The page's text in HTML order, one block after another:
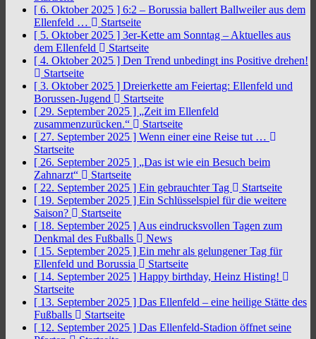
[ 6. Oktober 2025 ] 6:2 – Borussia ballert Ballweiler aus dem
Ellenfeld …
Startseite
[ 5. Oktober 2025 ] 3er-Kette am Sonntag – Aktuelles aus
dem Ellenfeld
Startseite
[ 4. Oktober 2025 ] Den Trend unbedingt ins Positive drehen!
Startseite
[ 3. Oktober 2025 ] Dreierkette am Feiertag: Ellenfeld und
Borussen-Jugend
Startseite
[ 29. September 2025 ] „Zeit im Ellenfeld
zusammenzurücken.“
Startseite
[ 27. September 2025 ] Wenn einer eine Reise tut …
Startseite
[ 26. September 2025 ] „Das ist wie ein Besuch beim
Zahnarzt“
Startseite
[ 22. September 2025 ] Ein gebrauchter Tag
Startseite
[ 19. September 2025 ] Ein Schlüsselspiel für die weitere
Saison?
Startseite
[ 18. September 2025 ] Aus eindrucksvollen Tagen zum
Denkmal des Fußballs
News
[ 15. September 2025 ] Ein mehr als gelungener Tag für
Ellenfeld und Borussia
Startseite
[ 14. September 2025 ] Happy birthday, Heinz Histing!
Startseite
[ 13. September 2025 ] Das Ellenfeld – eine heilige Stätte des
Fußballs
Startseite
[ 12. September 2025 ] Das Ellenfeld-Stadion öffnet seine